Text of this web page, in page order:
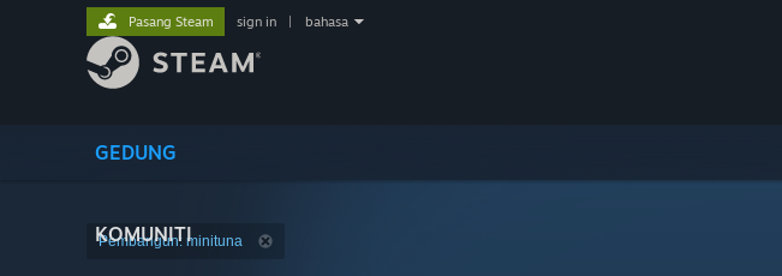
GEDUNG
KOMUNITI
Pasang Steam sign in bahasa
Pembangun: minituna